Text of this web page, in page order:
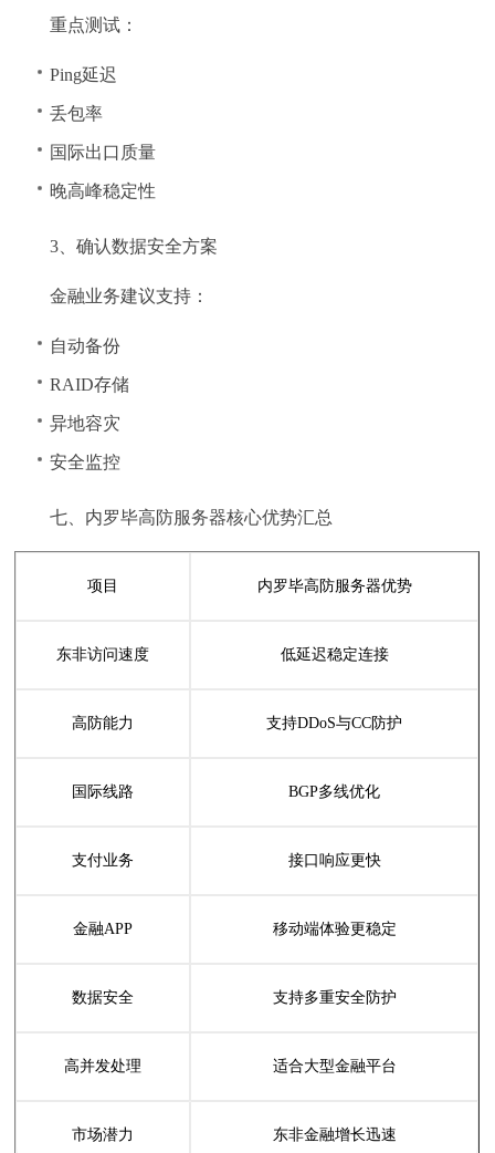
重点测试：
Ping延迟
丢包率
国际出口质量
晚高峰稳定性
3、确认数据安全方案
金融业务建议支持：
自动备份
RAID存储
异地容灾
安全监控
七、内罗毕高防服务器核心优势汇总
项目 内罗毕高防服务器优势
东非访问速度 低延迟稳定连接
高防能力 支持DDoS与CC防护
国际线路 BGP多线优化
支付业务 接口响应更快
金融APP 移动端体验更稳定
数据安全 支持多重安全防护
高并发处理 适合大型金融平台
市场潜力 东非金融增长迅速